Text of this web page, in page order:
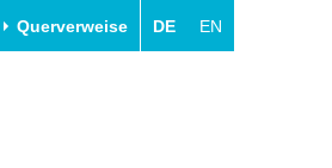
Querverweise DE EN